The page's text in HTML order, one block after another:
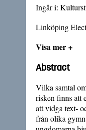
Ingår i:
Linköping
Visa mer +
Abstract
Vilka samtal
risken finns att
att vidga text-
från olika